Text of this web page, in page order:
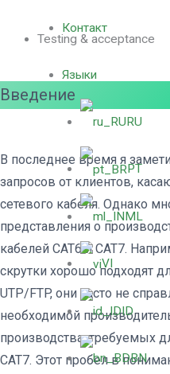
Контакт
Языки
RU
PT
ML
VI
ID
BN
Testing & acceptance
Введение
В последнее время я
запросов от клиентов,
сетевого кабеля. Однако
представления о
кабелей CAT6 и CAT7.
скрутки хорошо подходят
UTP/FTP, они часто не
необходимой
производства, требуемых
CAT7. Этот пробел в